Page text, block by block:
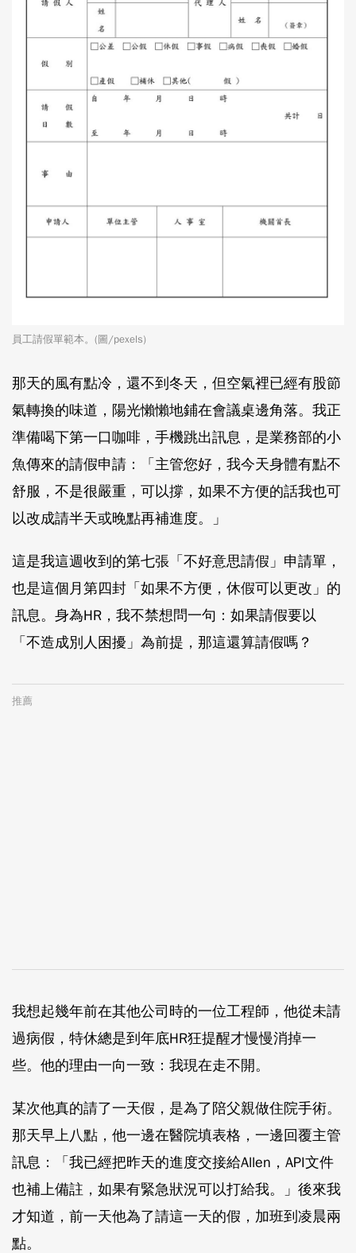
員工請假單範本。(圖/pexels)
那天的風有點冷，還不到冬天，但空氣裡已經有股節
氣轉換的味道，陽光懶懶地鋪在會議桌邊角落。我正
準備喝下第一口咖啡，手機跳出訊息，是業務部的小
魚傳來的請假申請：「主管您好，我今天身體有點不
舒服，不是很嚴重，可以撐，如果不方便的話我也可
以改成請半天或晚點再補進度。」
這是我這週收到的第七張「不好意思請假」申請單，
也是這個月第四封「如果不方便，休假可以更改」的
訊息。身為HR，我不禁想問一句：如果請假要以
「不造成別人困擾」為前提，那這還算請假嗎？
我想起幾年前在其他公司時的一位工程師，他從未請
過病假，特休總是到年底HR狂提醒才慢慢消掉一
些。他的理由一向一致：我現在走不開。
某次他真的請了一天假，是為了陪父親做住院手術。
那天早上八點，他一邊在醫院填表格，一邊回覆主管
訊息：「我已經把昨天的進度交接給Allen，API文件
也補上備註，如果有緊急狀況可以打給我。」後來我
才知道，前一天他為了請這一天的假，加班到凌晨兩
點。